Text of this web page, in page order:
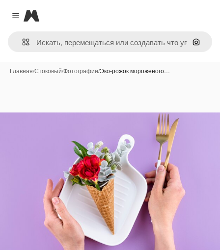
Close menu
Magnific
Поиск
Главная/Стоковый/Фотографии/Эко-рожок мороженого…